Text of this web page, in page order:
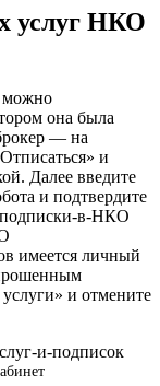
услуг НКО
можно
она была
— на
и
Далее введите
и подтвердите
имеется личный
и отмените